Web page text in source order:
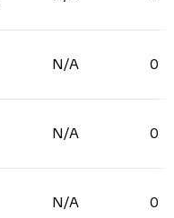
N/A 0
N/A 0
N/A 0